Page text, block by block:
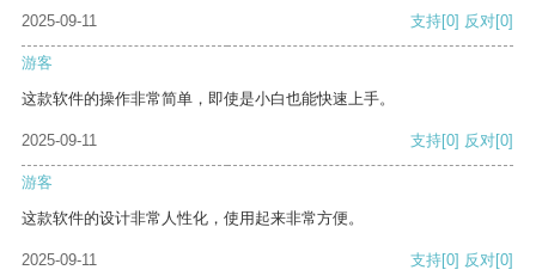
2025-09-11 支持[0] 反对[0]
游客
这款软件的操作非常简单，即使是小白也能快速上手。
2025-09-11 支持[0] 反对[0]
游客
这款软件的设计非常人性化，使用起来非常方便。
2025-09-11 支持[0] 反对[0]